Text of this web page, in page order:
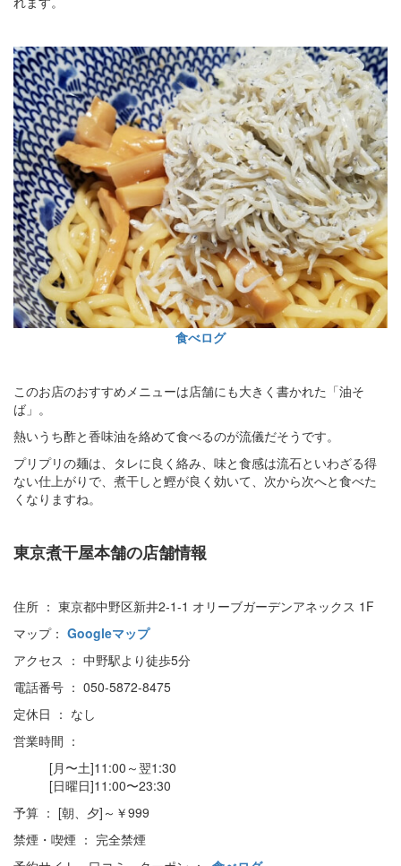
食べログ
このお店のおすすめメニューは店舗にも大きく書かれた「油そ
ば」。
熱いうち酢と香味油を絡めて食べるのが流儀だそうです。
プリプリの麺は、タレに良く絡み、味と食感は流石といわざる得
ない仕上がりで、煮干しと鰹が良く効いて、次から次へと食べた
くなりますね。
東京煮干屋本舗の店舗情報
住所 ： 東京都中野区新井2-1-1 オリーブガーデンアネックス 1F
マップ： Googleマップ
アクセス ： 中野駅より徒歩5分
電話番号 ： 050-5872-8475
定休日 ： なし
営業時間 ：
[月〜土]11:00～翌1:30
[日曜日]11:00〜23:30
予算 ： [朝、夕]～￥999
禁煙・喫煙 ： 完全禁煙